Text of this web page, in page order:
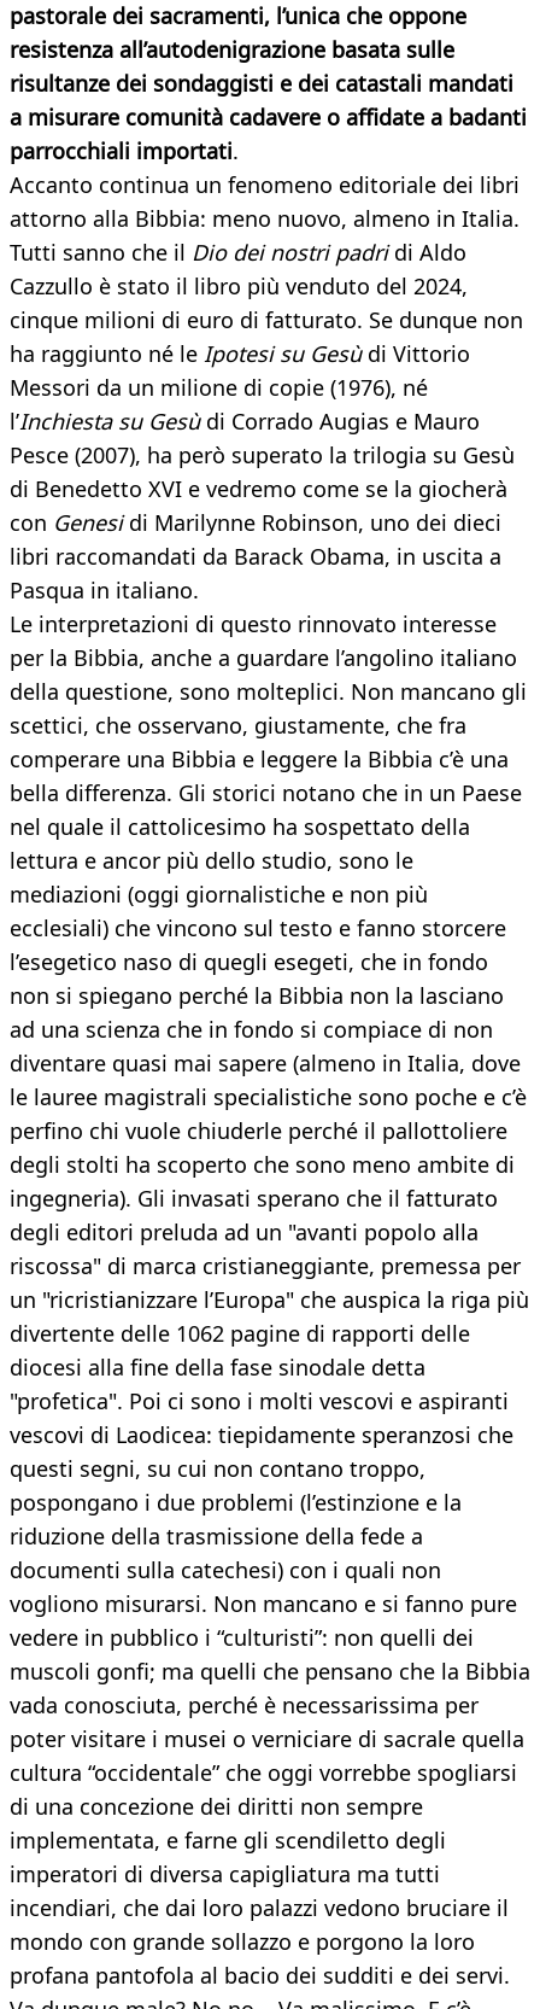
pastorale dei sacramenti, l’unica che oppone
resistenza all’autodenigrazione basata sulle
risultanze dei sondaggisti e dei catastali mandati
a misurare comunità cadavere o affidate a badanti
parrocchiali importati.
Accanto continua un fenomeno editoriale dei libri
attorno alla Bibbia: meno nuovo, almeno in Italia.
Tutti sanno che il Dio dei nostri padridi Aldo
Cazzullo è stato il libro più venduto del 2024,
cinque milioni di euro di fatturato. Se dunque non
ha raggiunto né le Ipotesi su Gesù di Vittorio
Messori da un milione di copie (1976), né
l’Inchiesta su Gesù di Corrado Augias e Mauro
Pesce (2007), ha però superato la trilogia su Gesù
di Benedetto XVI e vedremo come se la giocherà
con Genesidi Marilynne Robinson, uno dei dieci
libri raccomandati da Barack Obama, in uscita a
Pasqua in italiano.
Le interpretazioni di questo rinnovato interesse
per la Bibbia, anche a guardare l’angolino italiano
della questione, sono molteplici. Non mancano gli
scettici, che osservano, giustamente, che fra
comperare una Bibbia e leggere la Bibbia c’è una
bella differenza. Gli storici notano che in un Paese
nel quale il cattolicesimo ha sospettato della
lettura e ancor più dello studio, sono le
mediazioni (oggi giornalistiche e non più
ecclesiali) che vincono sul testo e fanno storcere
l’esegetico naso di quegli esegeti, che in fondo
non si spiegano perché la Bibbia non la lasciano
ad una scienza che in fondo si compiace di non
diventare quasi mai sapere (almeno in Italia, dove
le lauree magistrali specialistiche sono poche e c’è
perfino chi vuole chiuderle perché il pallottoliere
degli stolti ha scoperto che sono meno ambite di
ingegneria). Gli invasati sperano che il fatturato
degli editori preluda ad un "avanti popolo alla
riscossa" di marca cristianeggiante, premessa per
un "ricristianizzare l’Europa" che auspica la riga più
divertente delle 1062 pagine di rapporti delle
diocesi alla fine della fase sinodale detta
"profetica". Poi ci sono i molti vescovi e aspiranti
vescovi di Laodicea: tiepidamente speranzosi che
questi segni, su cui non contano troppo,
pospongano i due problemi (l’estinzione e la
riduzione della trasmissione della fede a
documenti sulla catechesi) con i quali non
vogliono misurarsi. Non mancano e si fanno pure
vedere in pubblico i “culturisti”: non quelli dei
muscoli gonfi; ma quelli che pensano che la Bibbia
vada conosciuta, perché è necessarissima per
poter visitare i musei o verniciare di sacrale quella
cultura “occidentale” che oggi vorrebbe spogliarsi
di una concezione dei diritti non sempre
implementata, e farne gli scendiletto degli
imperatori di diversa capigliatura ma tutti
incendiari, che dai loro palazzi vedono bruciare il
mondo con grande sollazzo e porgono la loro
profana pantofola al bacio dei sudditi e dei servi.